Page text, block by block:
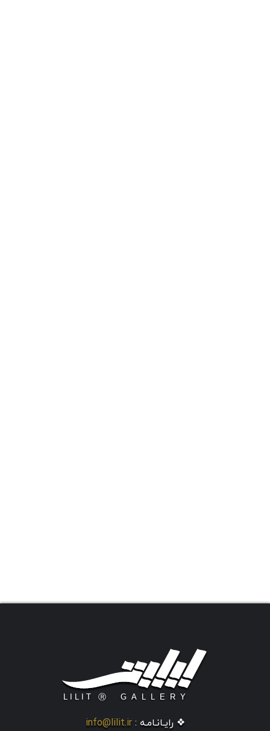
❖ رایـانـامـه : info@lilit.ir